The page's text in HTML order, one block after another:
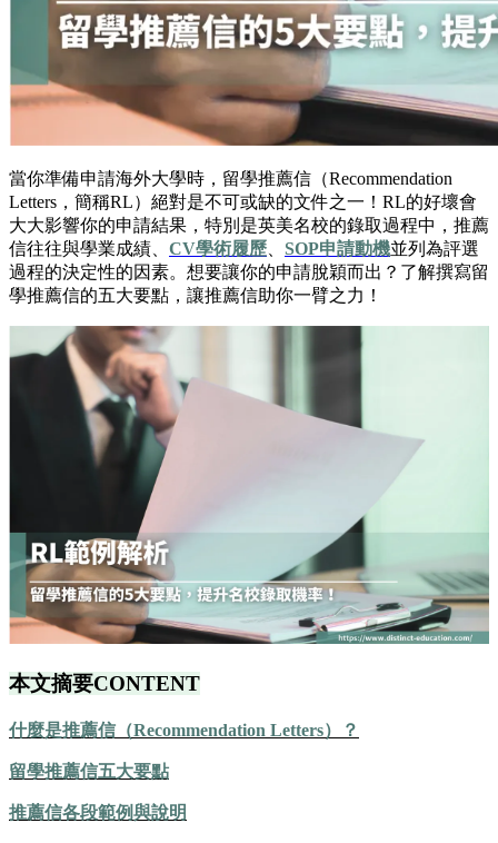
當你準備申請海外大學時，留學推薦信（Recommendation
Letters，簡稱RL）絕對是不可或缺的文件之一！RL的好壞會
大大影響你的申請結果，特別是英美名校的錄取過程中，推薦
信往往與學業成績、 CV學術履歷 SOP申請動機並列為評選
過程的決定性的因素。想要讓你的申請脫穎而出？了解撰寫留
學推薦信的五大要點，讓推薦信助你一臂之力！
本文摘要CONTENT
什麼是推薦信（Recommendation Letters）？
留學推薦信五大要點
推薦信各段範例與說明